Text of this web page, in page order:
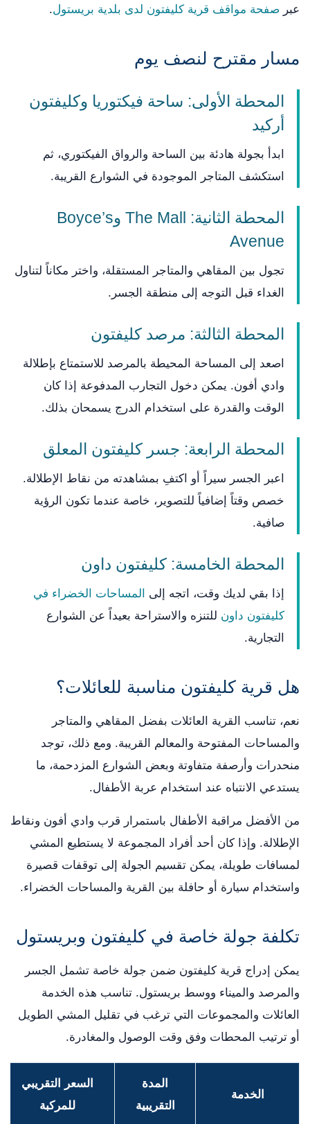
عبر صفحة مواقف قرية كليفتون لدى بلدية بريستول.
مسار مقترح لنصف يوم
المحطة الأولى: ساحة فيكتوريا وكليفتون
أركيد
ابدأ بجولة هادئة بين الساحة والرواق الفيكتوري، ثم
استكشف المتاجر الموجودة في الشوارع القريبة.
المحطة الثانية: The Mall وBoyce’s
Avenue
تجول بين المقاهي والمتاجر المستقلة، واختر مكاناً لتناول
الغداء قبل التوجه إلى منطقة الجسر.
المحطة الثالثة: مرصد كليفتون
اصعد إلى المساحة المحيطة بالمرصد للاستمتاع بإطلالة
وادي أفون. يمكن دخول التجارب المدفوعة إذا كان
الوقت والقدرة على استخدام الدرج يسمحان بذلك.
المحطة الرابعة: جسر كليفتون المعلق
اعبر الجسر سيراً أو اكتفِ بمشاهدته من نقاط الإطلالة.
خصص وقتاً إضافياً للتصوير، خاصة عندما تكون الرؤية
صافية.
المحطة الخامسة: كليفتون داون
إذا بقي لديك وقت، اتجه إلى
المساحات الخضراء في
كليفتون داون للتنزه والاستراحة بعيداً عن الشوارع
التجارية.
هل قرية كليفتون مناسبة للعائلات؟
نعم، تناسب القرية العائلات بفضل المقاهي والمتاجر
والمساحات المفتوحة والمعالم القريبة. ومع ذلك، توجد
منحدرات وأرصفة متفاوتة وبعض الشوارع المزدحمة، ما
يستدعي الانتباه عند استخدام عربة الأطفال.
من الأفضل مراقبة الأطفال باستمرار قرب وادي أفون ونقاط
الإطلالة. وإذا كان أحد أفراد المجموعة لا يستطيع المشي
لمسافات طويلة، يمكن تقسيم الجولة إلى توقفات قصيرة
واستخدام سيارة أو حافلة بين القرية والمساحات الخضراء.
تكلفة جولة خاصة في كليفتون وبريستول
يمكن إدراج قرية كليفتون ضمن جولة خاصة تشمل الجسر
والمرصد والميناء ووسط بريستول. تناسب هذه الخدمة
العائلات والمجموعات التي ترغب في تقليل المشي الطويل
أو ترتيب المحطات وفق وقت الوصول والمغادرة.
الخدمة
المدة
التقريبية
السعر التقريبي
للمركبة